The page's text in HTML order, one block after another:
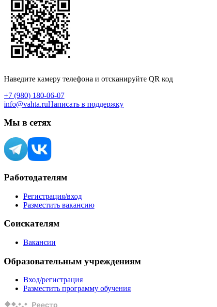
Наведите камеру телефона и отсканируйте QR код
+7 (980) 180-06-07
info@vahta.ruНаписать в поддержку
Мы в сетях
Работодателям
Регистрация/вход
Разместить вакансию
Соискателям
Вакансии
Образовательным учреждениям
Вход/регистрация
Разместить программу обучения